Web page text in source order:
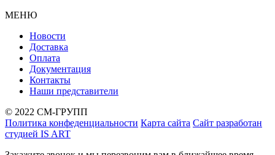
МЕНЮ
Новости
Доставка
Оплата
Документация
Контакты
Наши представители
© 2022 СМ-ГРУПП
Политика конфеденциальности Карта сайта Сайт разработан
студией IS ART